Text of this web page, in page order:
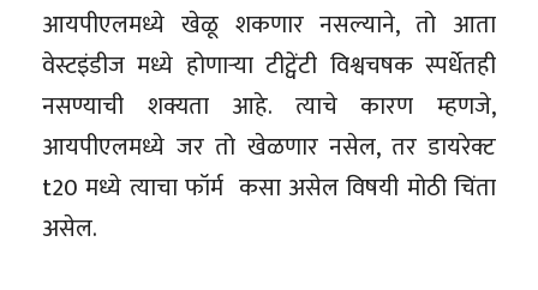
आयपीएलमध्ये खेळू शकणार नसल्याने, तो आता
वेस्टइंडीज मध्ये होणाऱ्या टीट्वेंटी विश्वचषक स्पर्धेतही
नसण्याची शक्यता आहे. त्याचे कारण म्हणजे,
आयपीएलमध्ये जर तो खेळणार नसेल, तर डायरेक्ट
t20 मध्ये त्याचा फॉर्म कसा असेल विषयी मोठी चिंता
असेल.